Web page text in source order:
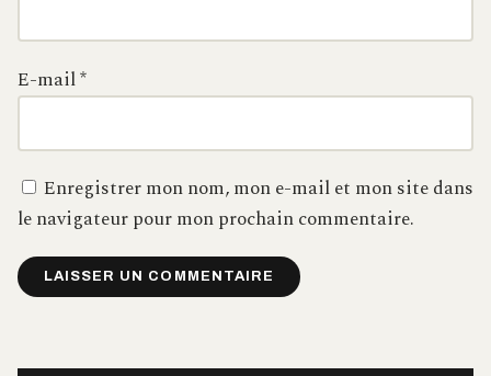
E-mail*
Enregistrer mon nom, mon e-mail et mon site dans
le navigateur pour mon prochain commentaire.